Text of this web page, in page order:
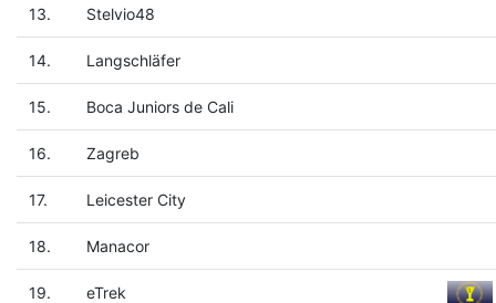
13. Stelvio48
14. Langschläfer
15. Boca Juniors de Cali
16. Zagreb
17. Leicester City
18. Manacor
19. eTrek